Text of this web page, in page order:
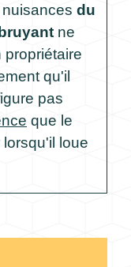
du
ne
propriétaire
qu'il
pas
que le
loue